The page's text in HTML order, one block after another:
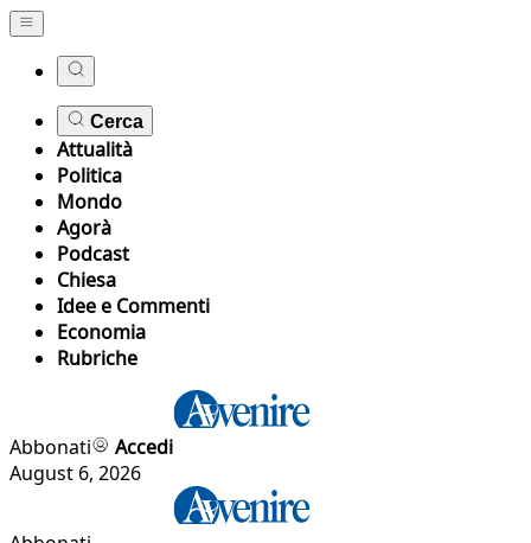
Cerca
Attualità
Politica
Mondo
Agorà
Podcast
Chiesa
Idee e Commenti
Economia
Rubriche
Abbonati
Accedi
August 6, 2026